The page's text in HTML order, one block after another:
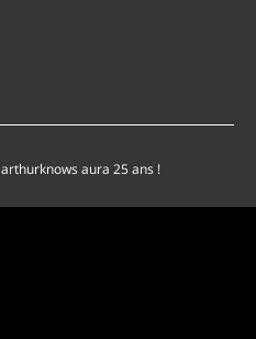
arthurknows aura 25 ans !